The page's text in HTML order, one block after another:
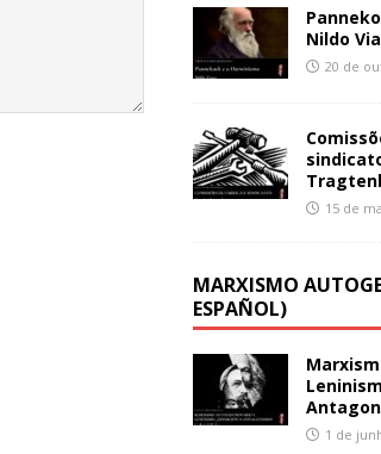
Nildo
20 de
15 de
MARXISMO
ESPAÑOL)
1 de